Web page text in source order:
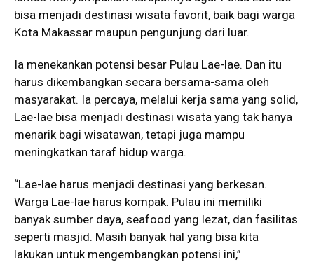
bisa menjadi destinasi wisata favorit, baik bagi warga
Kota Makassar maupun pengunjung dari luar.
Ia menekankan potensi besar Pulau Lae-lae. Dan itu
harus dikembangkan secara bersama-sama oleh
masyarakat. Ia percaya, melalui kerja sama yang solid,
Lae-lae bisa menjadi destinasi wisata yang tak hanya
menarik bagi wisatawan, tetapi juga mampu
meningkatkan taraf hidup warga.
“Lae-lae harus menjadi destinasi yang berkesan.
Warga Lae-lae harus kompak. Pulau ini memiliki
banyak sumber daya, seafood yang lezat, dan fasilitas
seperti masjid. Masih banyak hal yang bisa kita
lakukan untuk mengembangkan potensi ini,”